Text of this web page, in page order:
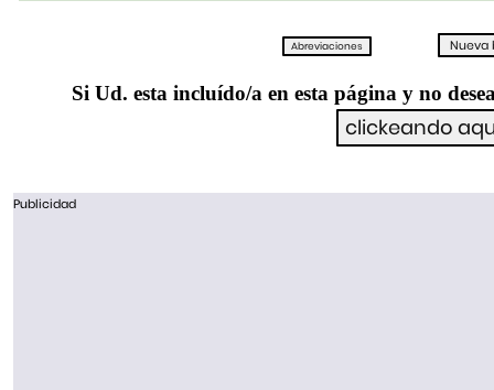
Si Ud. esta incluído/a en esta página y no
Publicidad